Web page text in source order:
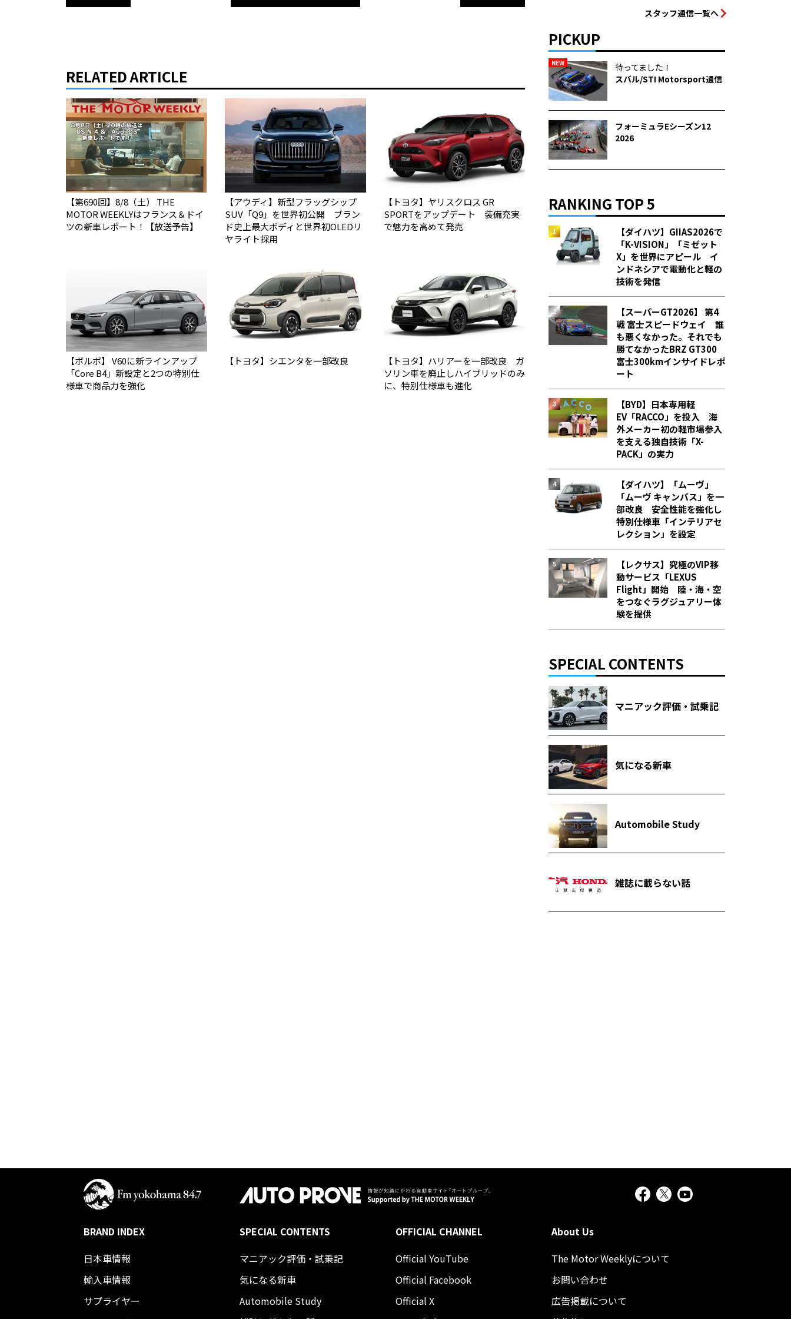
RELATED ARTICLE
【第690回】8/8（土） THE
MOTOR WEEKLYはフランス＆ドイ
ツの新車レポート！【放送予告】
【アウディ】新型フラッグシップ
SUV「Q9」を世界初公開 ブラン
ド史上最大ボディと世界初OLEDリ
ヤライト採用
【トヨタ】ヤリスクロス GR
SPORTをアップデート 装備充実
で魅力を高めて発売
【ボルボ】 V60に新ラインアップ
「Core B4」新設定と2つの特別仕
様車で商品力を強化
【トヨタ】シエンタを一部改良
【トヨタ】ハリアーを一部改良 ガ
ソリン車を廃止しハイブリッドのみ
に、特別仕様車も進化
スタッフ通信一覧へ
PICKUP
NEW
待ってました！
スバル/STI Motorsport通信
フォーミュラEシーズン12
2026
RANKING TOP 5
【ダイハツ】GIIAS2026で
「K-VISION」「ミゼット
X」を世界にアピール イ
ンドネシアで電動化と軽の
技術を発信
【スーパーGT2026】 第4
戦 富士スピードウェイ 誰
も悪くなかった。それでも
勝てなかった――BRZ GT300
富士300kmインサイドレポ
ート
【BYD】日本専用軽
EV「RACCO」を投入 海
外メーカー初の軽市場参入
を支える独自技術「X-
PACK」の実力
【ダイハツ】「ムーヴ」
「ムーヴ キャンバス」を一
部改良 安全性能を強化し
特別仕様車「インテリアセ
レクション」を設定
【レクサス】究極のVIP移
動サービス「LEXUS
Flight」開始 陸・海・空
をつなぐラグジュアリー体
験を提供
SPECIAL CONTENTS
マニアック評価・試乗記
気になる新車
Automobile Study
雑誌に載らない話
BRAND INDEX
日本車情報​
輸入車情報
サプライヤー
SPECIAL CONTENTS
マニアック評価・試乗記
気になる新車
Automobile Study
OFFICIAL CHANNEL
Official YouTube
Official Facebook
Official X
About Us
The Motor Weeklyについて
お問い合わせ
広告掲載について